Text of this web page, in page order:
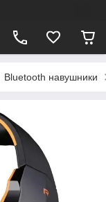
Bluetooth навушники